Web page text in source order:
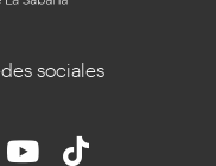
sociales